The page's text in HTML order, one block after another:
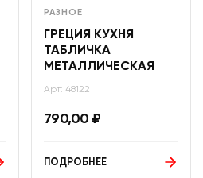
РАЗНОЕ
ГРЕЦИЯ КУХНЯ
ТАБЛИЧКА
МЕТАЛЛИЧЕСКАЯ
Арт: 48122
790,00 ₽
ПОДРОБНЕЕ